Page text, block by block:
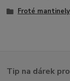
Froté mantinely
Tip na dárek